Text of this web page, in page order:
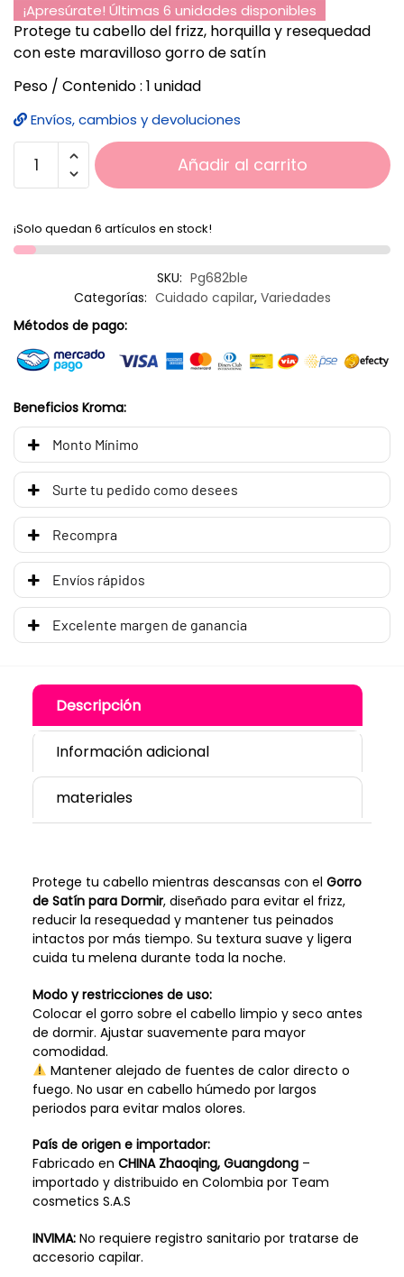
¡Apresúrate! Últimas 6 unidades disponibles
Protege tu cabello del frizz, horquilla y resequedad
con este maravilloso gorro de satín
Peso / Contenido : 1 unidad
Envíos, cambios y devoluciones
Añadir al carrito
¡Solo quedan 6 artículos en stock!
SKU: Pg682ble
Categorías: Cuidado capilar, Variedades
Métodos de pago:
Beneficios Kroma:
Monto Mínimo
Surte tu pedido como desees
Recompra
Envíos rápidos
Excelente margen de ganancia
Descripción
Información adicional
materiales
Protege tu cabello mientras descansas con el Gorro
de Satín para Dormir, diseñado para evitar el frizz,
reducir la resequedad y mantener tus peinados
intactos por más tiempo. Su textura suave y ligera
cuida tu melena durante toda la noche.
Modo y restricciones de uso:
Colocar el gorro sobre el cabello limpio y seco antes
de dormir. Ajustar suavemente para mayor
comodidad.
Mantener alejado de fuentes de calor directo o
fuego. No usar en cabello húmedo por largos
periodos para evitar malos olores.
País de origen e importador:
Fabricado en CHINA Zhaoqing, Guangdong –
importado y distribuido en Colombia por Team
cosmetics S.A.S
INVIMA:No requiere registro sanitario por tratarse de
accesorio capilar.